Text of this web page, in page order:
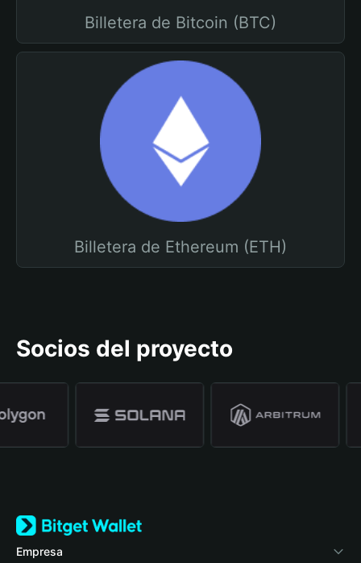
Billetera de Bitcoin (BTC)
Billetera de Ethereum (ETH)
Socios del proyecto
Empresa